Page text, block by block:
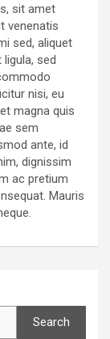
sit amet
venenatis
sed, aliquet
sed
nisi, eu
magna quis
sem
ante, id
dignissim
ac pretium
Mauris
Search